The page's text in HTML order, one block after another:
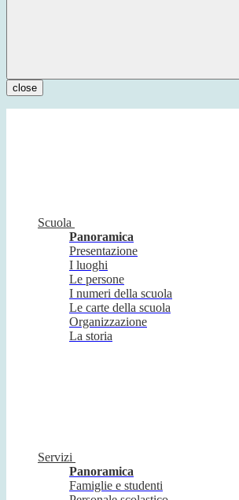
close
Scuola
Panoramica
Presentazione
I luoghi
Le persone
I numeri della scuola
Le carte della scuola
Organizzazione
La storia
Servizi
Panoramica
Famiglie e studenti